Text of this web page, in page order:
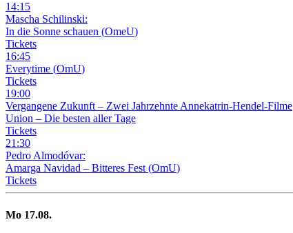
14:15
Mascha Schilinski:
In die Sonne schauen (OmeU)
Tickets
16:45
Everytime (OmU)
Tickets
19:00
Vergangene Zukunft – Zwei Jahrzehnte Annekatrin-Hendel-Filme
Union – Die besten aller Tage
Tickets
21:30
Pedro Almodóvar:
Amarga Navidad – Bitteres Fest(OmU)
Tickets
Mo 17.08.